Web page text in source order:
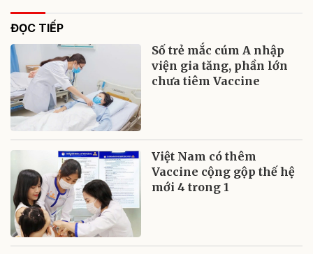
ĐỌC TIẾP
Số trẻ mắc cúm A nhập
viện gia tăng, phần lớn
chưa tiêm Vaccine
Việt Nam có thêm
Vaccine cộng gộp thế hệ
mới 4 trong 1